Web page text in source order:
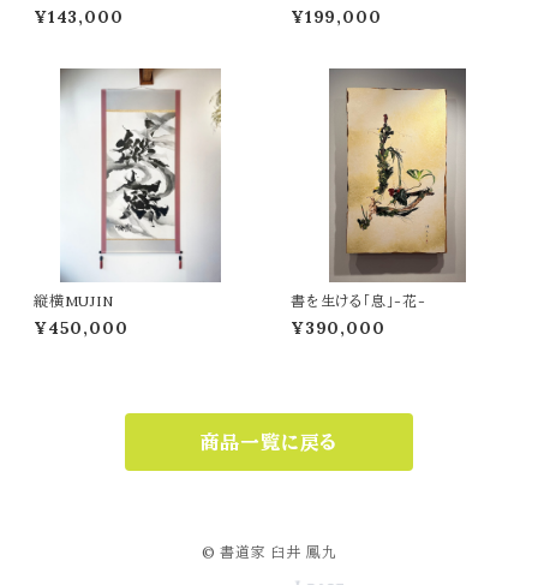
¥143,000 ¥199,000
縦横MUJIN
¥450,000
書を生ける「息」-花-
¥390,000
商品一覧に戻る
© 書道家 臼井 鳳九